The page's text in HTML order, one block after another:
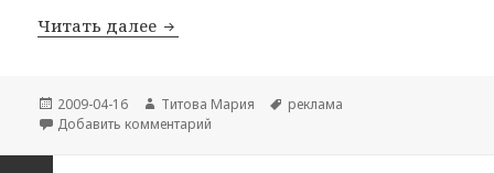
Читать далее Реклама: Косметические эмульсии
Опубликовано
2009-04-16 Автор
Титова Мария Метки
реклама
Добавить комментарий